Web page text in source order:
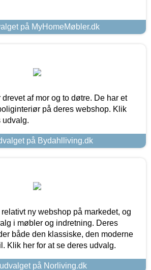
på MyHomeMøbler.dk
af mor og to døtre. De har et
på deres webshop. Klik
udvalg.
på Bydahlliving.dk
ny webshop på markedet, og
i møbler og indretning. Deres
både den klassiske, den moderne
Klik her for at se deres udvalg.
på Norliving.dk